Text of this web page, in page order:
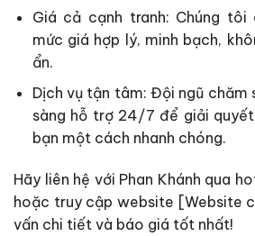
Giá cả cạnh tranh: Chúng
mức giá hợp lý, minh bạch,
ẩn.
Dịch vụ tận tâm: Đội ngũ chăm
sàng hỗ trợ 24/7 để giải
bạn một cách nhanh chóng.
Hãy liên hệ với Phan Khánh qua
hoặc truy cập website [Website
vấn chi tiết và báo giá tốt nhất!